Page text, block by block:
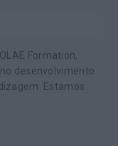
Formation,
desenvolvimento
Estamos